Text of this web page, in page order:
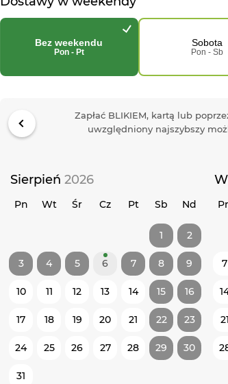
Bez weekendu
Pon - Pt
Sobota
Pon - Sb
Zapłać BLIKIEM, kartą lub
uwzględniony najszybszy
Sierpień 2026
Pn Wt Śr Cz Pt Sb Nd
1 2
3 4 5 6 7 8 9
10 11 12 13 14 15 16
17 18 19 20 21 22 23
24 25 26 27 28 29 30
31
7
21